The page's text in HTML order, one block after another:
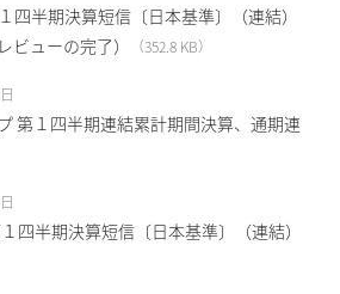
四半期決算短信〔日本基準〕（連結）
ビューの完了）
（352.8 KB）
第１四半期連結累計期間決算、通期連
四半期決算短信〔日本基準〕（連結）